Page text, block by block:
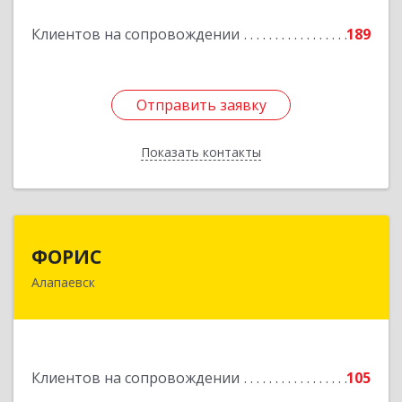
Клиентов на сопровождении 189
Отправить заявку
Показать контакты
Отправить заявку
Назад
ФОРИС
Алапаевск
Клиентов на сопровождении 105
624601, Свердловская обл, Алапаевск г, Ленина